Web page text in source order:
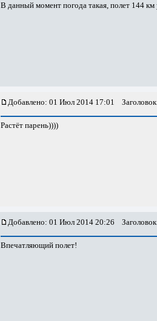
В данный момент погода такая, полет 144
Добавлено: 01 Июл 2014 17:01
Растёт парень))))
Добавлено: 01 Июл 2014 20:26
Впечатляющий полет!